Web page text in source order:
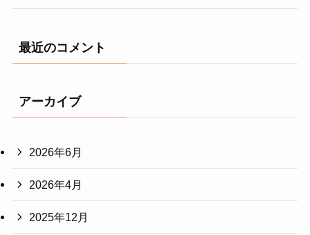
最近のコメント
アーカイブ
2026年6月
2026年4月
2025年12月